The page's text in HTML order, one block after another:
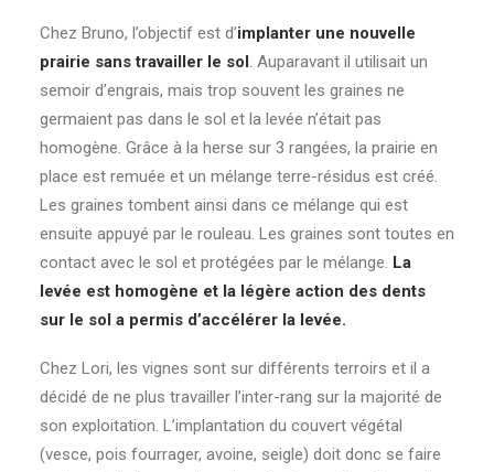
Chez Bruno, l’objectif est d’implanter une nouvelle
prairie sans travailler le sol. Auparavant il utilisait un
semoir d’engrais, mais trop souvent les graines ne
germaient pas dans le sol et la levée n’était pas
homogène. Grâce à la herse sur 3 rangées, la prairie en
place est remuée et un mélange terre-résidus est créé.
Les graines tombent ainsi dans ce mélange qui est
ensuite appuyé par le rouleau. Les graines sont toutes en
contact avec le sol et protégées par le mélange. La
levée est homogène et la légère action des dents
sur le sol a permis d’accélérer la levée.
Chez Lori, les vignes sont sur différents terroirs et il a
décidé de ne plus travailler l’inter-rang sur la majorité de
son exploitation. L’implantation du couvert végétal
(vesce, pois fourrager, avoine, seigle) doit donc se faire